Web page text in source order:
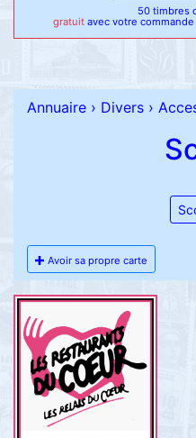
50 timbres
gratuit avec votre
Annuaire › Divers ›
Avoir sa propre carte